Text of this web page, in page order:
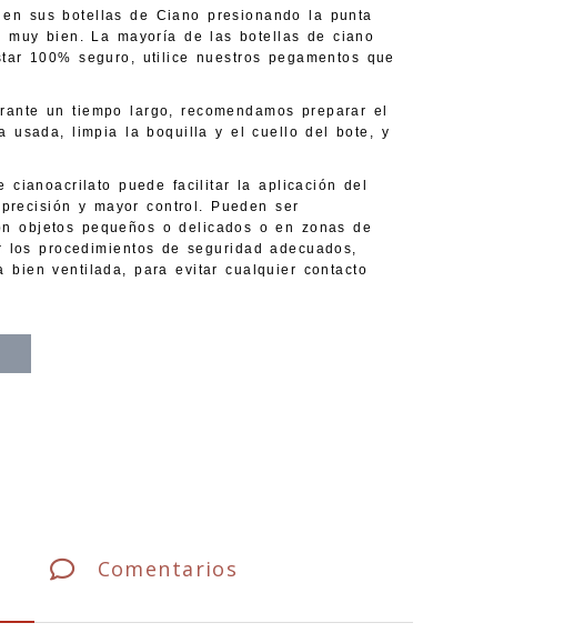
sus botellas de Ciano presionando la punta
bien. La mayoría de las botellas de ciano
100% seguro, utilice nuestros pegamentos que
un tiempo largo, recomendamos preparar el
usada, limpia la boquilla y el cuello del bote, y
cianoacrilato puede facilitar la aplicación del
y mayor control. Pueden ser
objetos pequeños o delicados o en zonas de
procedimientos de seguridad adecuados,
bien ventilada, para evitar cualquier contacto
Comentarios